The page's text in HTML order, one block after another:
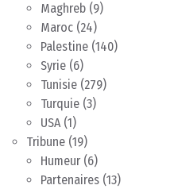
Maghreb (9)
Maroc (24)
Palestine (140)
Syrie (6)
Tunisie (279)
Turquie (3)
USA(1)
Tribune (19)
Humeur (6)
Partenaires (13)